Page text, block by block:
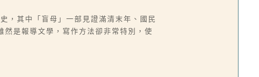
，其中「盲母」一部見證滿清末年、國民
是報導文學，寫作方法卻非常特別，使